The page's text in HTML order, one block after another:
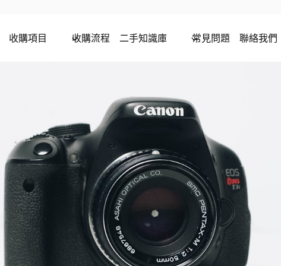
收購項目 收購流程 二手知識庫 常見問題 聯絡我們